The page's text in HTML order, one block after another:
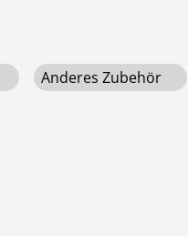
Anderes Zubehör